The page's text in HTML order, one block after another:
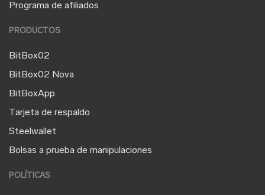
Programa de afiliados
PRODUCTOS
BitBox02
BitBox02 Nova
BitBoxApp
Tarjeta de respaldo
Steelwallet
Bolsas a prueba de manipulaciones
POLÍTICAS